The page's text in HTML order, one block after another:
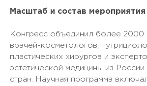
Масштаб и состав мероприятия
Конгресс объединил более 2000
врачей-косметологов,
пластических хирургов и
эстетической медицины из
стран. Научная программа